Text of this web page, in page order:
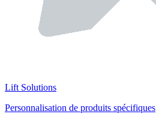
Lift Solutions
Personnalisation de produits spécifiques